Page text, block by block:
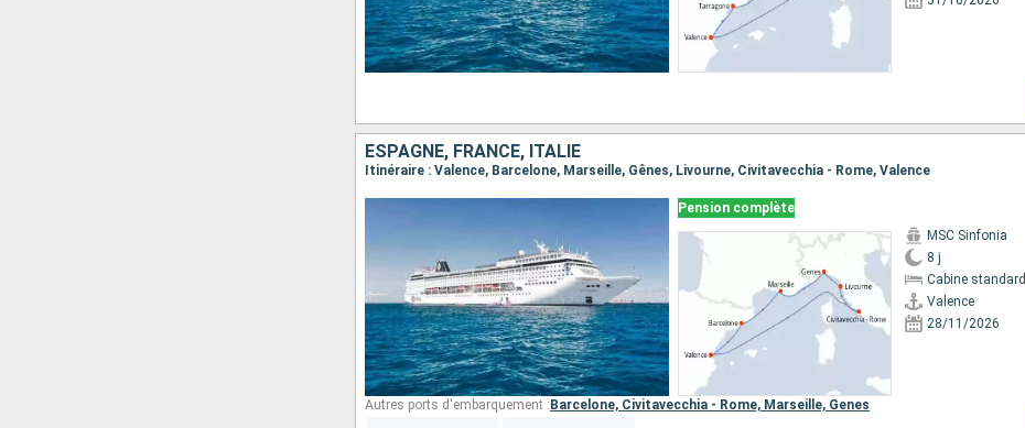
ESPAGNE, FRANCE, ITALIE
Itinéraire : Valence, Barcelone, Marseille, Gênes, Livourne, Civitavecchia - Rome, Valence
Pension complète
MSC Sinfonia
8 j
Cabine standard
Valence
28/11/2026
Autres ports d'embarquement : Barcelone, Civitavecchia - Rome, Marseille, Genes